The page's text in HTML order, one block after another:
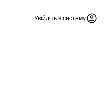
Увійдіть в систему